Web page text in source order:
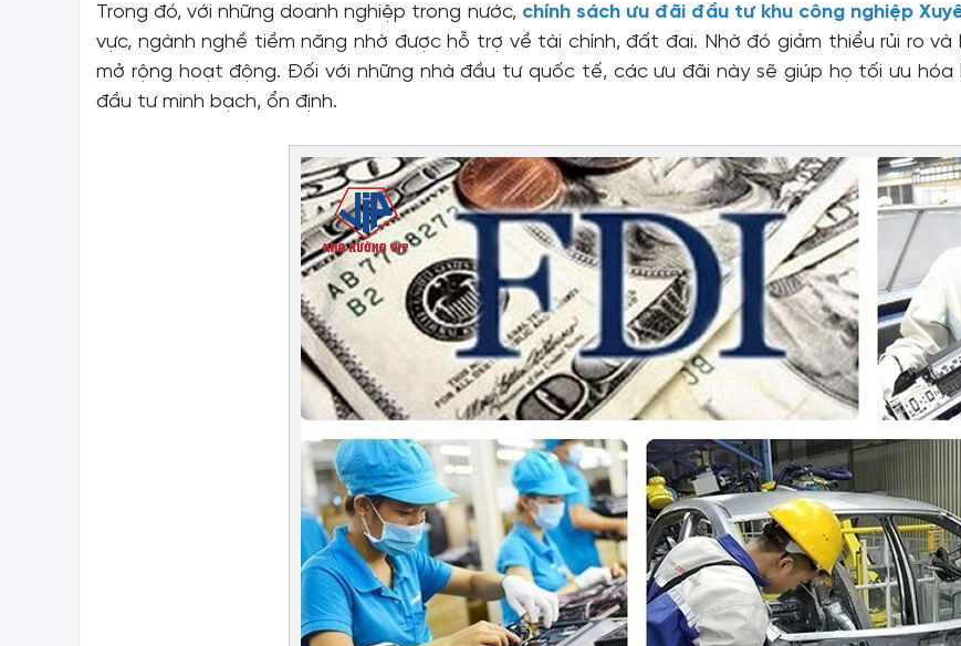
Trong đó, với những doanh nghiệp trong nước, chính sách ưu đãi đầu tư khu công nghiệp
vực, ngành nghề tiềm năng nhờ được hỗ trợ về tài chính, đất đai. Nhờ đó giảm thiểu rủi ro
mở rộng hoạt động. Đối với những nhà đầu tư quốc tế, các ưu đãi này sẽ giúp họ tối ưu
đầu tư minh bạch, ổn định.